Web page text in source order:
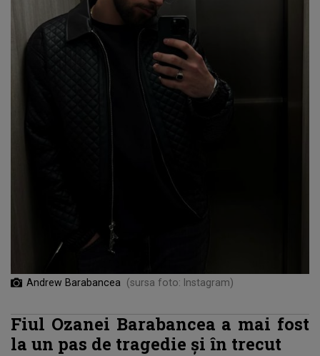
Andrew Barabancea (sursa foto: Instagram)
Fiul Ozanei Barabancea a mai fost
la un pas de tragedie și în trecut